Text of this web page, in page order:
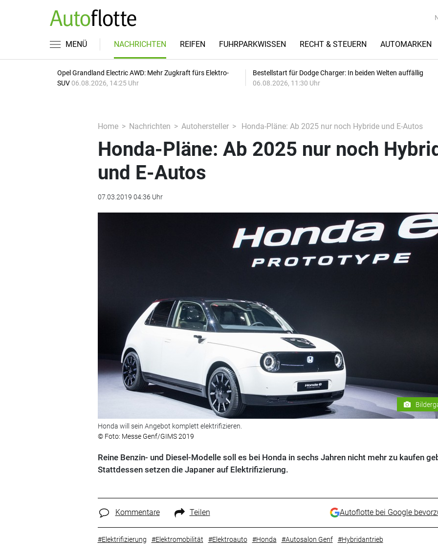
MENÜ NACHRICHTEN REIFEN FUHRPARKWISSEN RECHT & STEUERN AUTOMARKEN
Opel Grandland Electric AWD: Mehr Zugkraft fürs Elektro-
SUV 06.08.2026, 14:25 Uhr
Bestellstart für Dodge Charger: In beiden Welten auffällig
06.08.2026, 11:30 Uhr
Home Nachrichten Autohersteller Honda-Pläne: Ab 2025 nur noch Hybride und E-Autos
Honda-Pläne: Ab 2025 nur noch
und E-Autos
07.03.2019 04:36 Uhr
Honda will sein Angebot komplett elektrifizieren.
© Foto: Messe Genf/GIMS 2019
Reine Benzin- und Diesel-Modelle soll es bei Honda in sechs Jahren nicht mehr zu kaufen
Stattdessen setzen die Japaner auf Elektrifizierung.
Kommentare Teilen Autoflotte bei Google
#Elektrifizierung #Elektromobilität #Elektroauto #Honda #Autosalon Genf #Hybridantrieb